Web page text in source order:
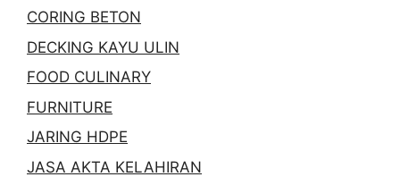
CORING BETON
DECKING KAYU ULIN
FOOD CULINARY
FURNITURE
JARING HDPE
JASA AKTA KELAHIRAN